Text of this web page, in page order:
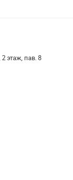
этаж, пав. 8